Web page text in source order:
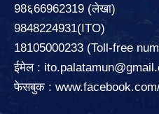
98६66962319 (लेखा)
9848224931(ITO)
18105000233 (Toll-free
ईमेल :
फेसबुक :